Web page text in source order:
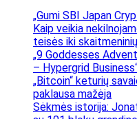
„Gumi SBI Japan
Kaip veikia
teisės iki
„9 Goddesses
– Hypergrid
„Bitcoin“ keturių
paklausa mažėja
Sėkmės istorija: